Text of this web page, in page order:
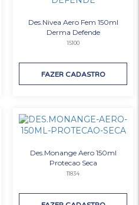
Des.Nivea Aero Fem 150ml
Derma Defende
15100
FAZER CADASTRO
Des.Monange Aero 150ml
Protecao Seca
11834